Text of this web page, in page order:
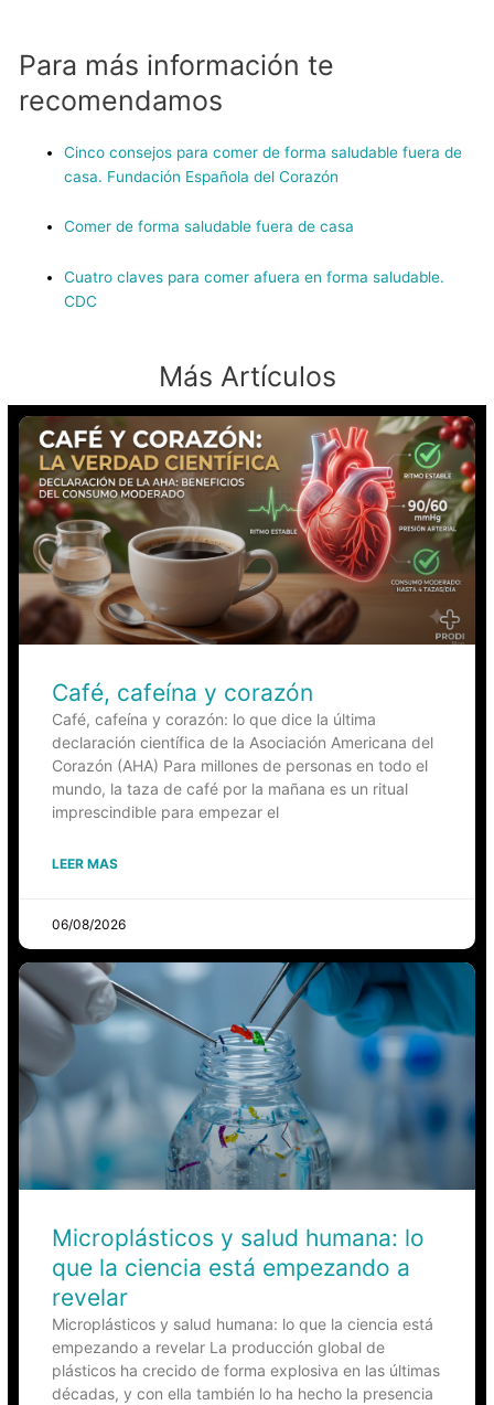
Para más información te
recomendamos
Cinco consejos para comer de forma saludable fuera de
casa. Fundación Española del Corazón
Comer de forma saludable fuera de casa
Cuatro claves para comer afuera en forma saludable.
CDC
Más Artículos
Café, cafeína y corazón
Café, cafeína y corazón: lo que dice la última
declaración científica de la Asociación Americana del
Corazón (AHA) Para millones de personas en todo el
mundo, la taza de café por la mañana es un ritual
imprescindible para empezar el
LEER MAS
06/08/2026
Microplásticos y salud humana: lo
que la ciencia está empezando a
revelar
Microplásticos y salud humana: lo que la ciencia está
empezando a revelar La producción global de
plásticos ha crecido de forma explosiva en las últimas
décadas, y con ella también lo ha hecho la presencia